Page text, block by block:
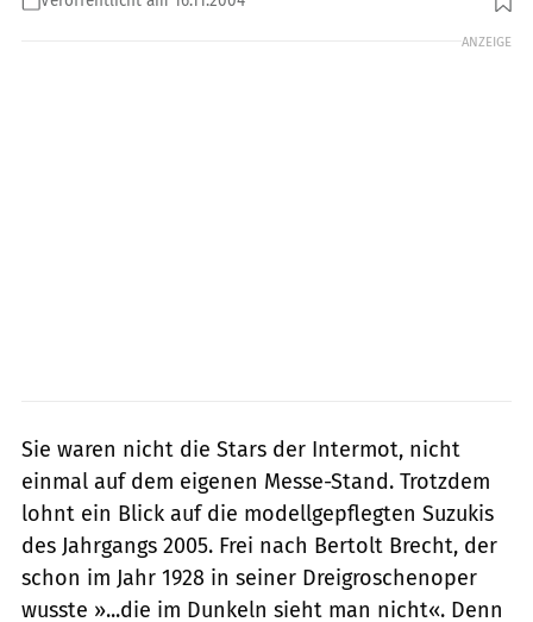
ANZEIGE
Sie waren nicht die Stars der Intermot, nicht
einmal auf dem eigenen Messe-Stand. Trotzdem
lohnt ein Blick auf die modellgepflegten Suzukis
des Jahrgangs 2005. Frei nach Bertolt Brecht, der
schon im Jahr 1928 in seiner Dreigroschenoper
wusste »...die im Dunkeln sieht man nicht«. Denn